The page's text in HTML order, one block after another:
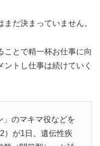
だ決まっていません。
ことで精一杯お仕事に向
トし仕事は続けていく
」のマキマ役などを
）が1日、遺伝性疾